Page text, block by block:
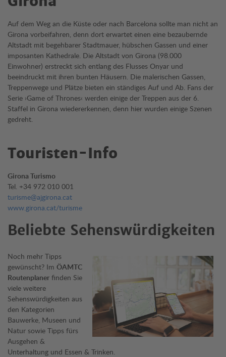
Auf dem Weg an die Küste oder nach Barcelona sollte man nicht an
Girona vorbeifahren, denn dort erwartet einen eine bezaubernde
Altstadt mit begehbarer Stadtmauer, hübschen Gassen und einer
imposanten Kathedrale. Die Altstadt von Girona (98.000
Einwohner) erstreckt sich entlang des Flusses Onyar und
beeindruckt mit ihren bunten Häusern. Die malerischen Gassen,
Treppenwege und Plätze bieten ein ständiges Auf und Ab. Fans der
Serie ›Game of Thrones‹ werden einige der Treppen aus der 6.
Staffel in Girona wiedererkennen, denn hier wurden einige Szenen
gedreht.
Touristen-Info
Girona Turismo
Tel. +34 972 010 001
turisme@ajgirona.cat
www.girona.cat/turisme
Beliebte Sehenswürdigkeiten
Noch mehr Tipps
gewünscht? Im ÖAMTC
Routenplaner finden Sie
viele weitere
Sehenswürdigkeiten aus
den Kategorien
Bauwerke, Museen und
Natur sowie Tipps fürs
Ausgehen &
Unterhaltung und Essen & Trinken.